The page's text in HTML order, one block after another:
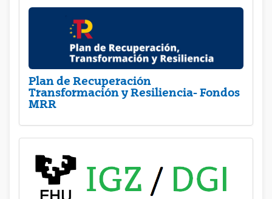
Plan de Recuperación
Transformación y Resiliencia- Fondos
MRR